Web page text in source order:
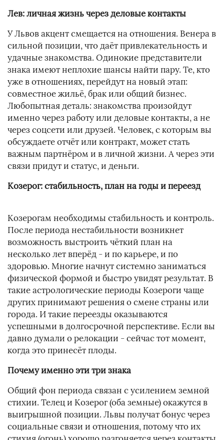
Лев: личная жизнь через деловые контакты
У Львов акцент смещается на отношения. Венера в
сильной позиции, что даёт привлекательность и
удачные знакомства. Одинокие представители
знака имеют неплохие шансы найти пару. Те, кто
уже в отношениях, перейдут на новый этап:
совместное жильё, брак или общий бизнес.
Любопытная деталь: знакомства произойдут
именно через работу или деловые контакты, а не
через соцсети или друзей. Человек, с которым вы
обсуждаете отчёт или контракт, может стать
важным партнёром и в личной жизни. А через эти
связи придут и статус, и деньги.
Козерог: стабильность, план на годы и переезд
Козерогам необходимы стабильность и контроль.
После периода нестабильности возникнет
возможность выстроить чёткий план на
несколько лет вперёд - и по карьере, и по
здоровью. Многие начнут системно заниматься
физической формой и быстро увидят результат. В
такие астрологические периоды Козероги чаще
других принимают решения о смене страны или
города. И такие переезды оказываются
успешными в долгосрочной перспективе. Если вы
давно думали о релокации - сейчас тот момент,
когда это принесёт плоды.
Почему именно эти три знака
Общий фон периода связан с усилением земной
стихии. Телец и Козерог (оба земные) окажутся в
выигрышной позиции. Львы получат бонус через
социальные связи и отношения, потому что их